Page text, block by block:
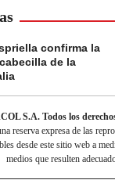
confirma la
de la
S.A. Todos los
reserva expresa de las
desde este sitio web a
medios que resulten